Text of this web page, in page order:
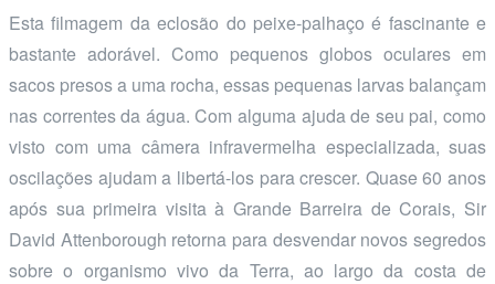
Esta filmagem da eclosão do peixe-palhaço é fascinante e
bastante adorável. Como pequenos globos oculares em
sacos presos a uma rocha, essas pequenas larvas balançam
nas correntes da água. Com alguma ajuda de seu pai, como
visto com uma câmera infravermelha especializada, suas
oscilações ajudam a libertá-los para crescer. Quase 60 anos
após sua primeira visita à Grande Barreira de Corais, Sir
David Attenborough retorna para desvendar novos segredos
sobre o organismo vivo da Terra, ao largo da costa de